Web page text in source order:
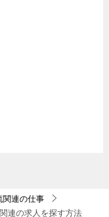
関連の仕事
連の求人を探す方法